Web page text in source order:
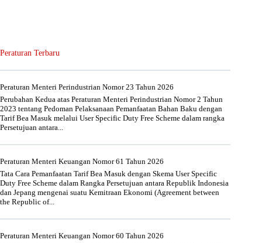
Peraturan Terbaru
Peraturan Menteri Perindustrian Nomor 23 Tahun 2026
Perubahan Kedua atas Peraturan Menteri Perindustrian Nomor 2 Tahun
2023 tentang Pedoman Pelaksanaan Pemanfaatan Bahan Baku dengan
Tarif Bea Masuk melalui User Specific Duty Free Scheme dalam rangka
Persetujuan antara...
Peraturan Menteri Keuangan Nomor 61 Tahun 2026
Tata Cara Pemanfaatan Tarif Bea Masuk dengan Skema User Specific
Duty Free Scheme dalam Rangka Persetujuan antara Republik Indonesia
dan Jepang mengenai suatu Kemitraan Ekonomi (Agreement between
the Republic of...
Peraturan Menteri Keuangan Nomor 60 Tahun 2026